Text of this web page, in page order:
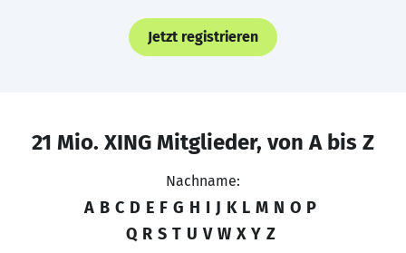
Jetzt registrieren
21 Mio. XING Mitglieder, von A bis Z
Nachname:
A B C D E F G H I J K L M N O P
Q R S T U V W X Y Z